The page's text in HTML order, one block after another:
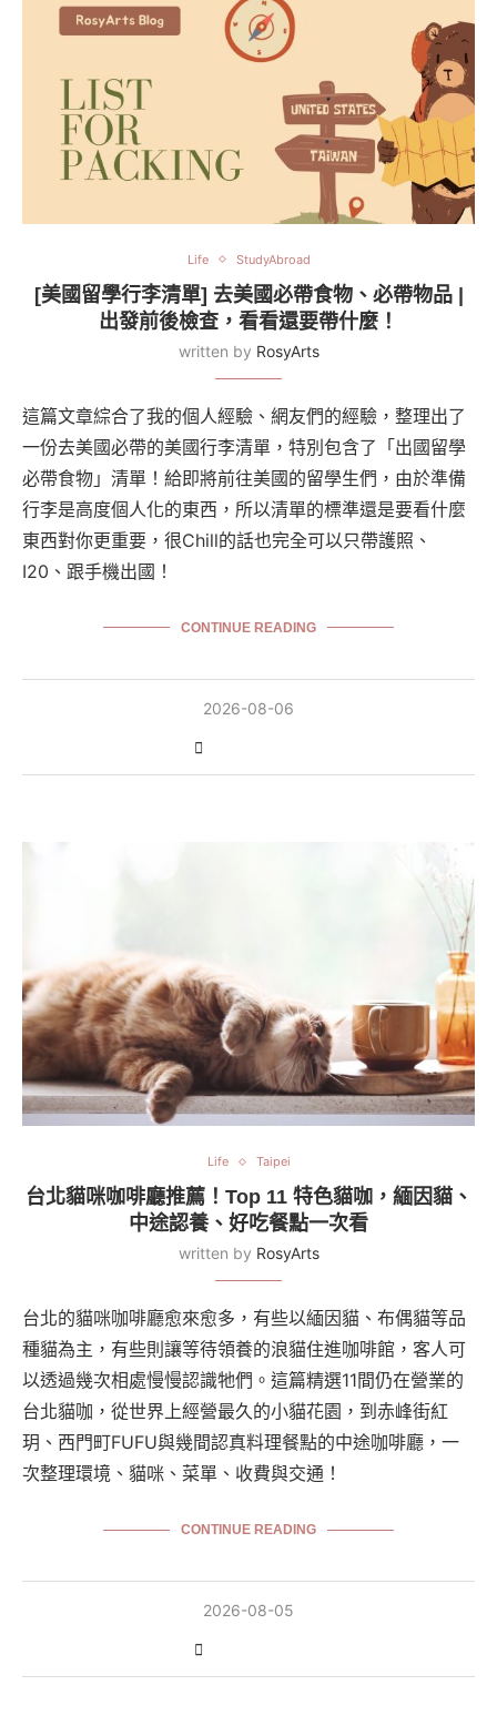
Life StudyAbroad
[美國留學行李清單] 去美國必帶食物、必帶物品 |
出發前後檢查，看看還要帶什麼！
written by RosyArts
這篇文章綜合了我的個人經驗、網友們的經驗，整理出了
一份去美國必帶的美國行李清單，特別包含了「出國留學
必帶食物」清單！給即將前往美國的留學生們，由於準備
行李是高度個人化的東西，所以清單的標準還是要看什麼
東西對你更重要，很Chill的話也完全可以只帶護照、
I20、跟手機出國！
CONTINUE READING
2026-08-06
Life Taipei
台北貓咪咖啡廳推薦！Top 11 特色貓咖，緬因貓、
中途認養、好吃餐點一次看
written by RosyArts
台北的貓咪咖啡廳愈來愈多，有些以緬因貓、布偶貓等品
種貓為主，有些則讓等待領養的浪貓住進咖啡館，客人可
以透過幾次相處慢慢認識牠們。這篇精選11間仍在營業的
台北貓咖，從世界上經營最久的小貓花園，到赤峰街紅
玥、西門町FUFU與幾間認真料理餐點的中途咖啡廳，一
次整理環境、貓咪、菜單、收費與交通！
CONTINUE READING
2026-08-05